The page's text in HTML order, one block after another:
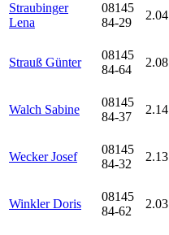
Straubinger
Lena
08145
84-29
2.04
Strauß Günter
08145
84-64
2.08
Walch Sabine
08145
84-37
2.14
Wecker Josef
08145
84-32
2.13
Winkler Doris
08145
84-62
2.03